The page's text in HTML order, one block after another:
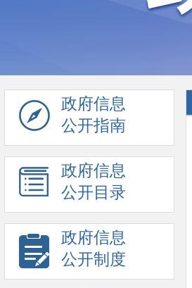
政府信息
公开指南
政府信息
公开目录
政府信息
公开制度